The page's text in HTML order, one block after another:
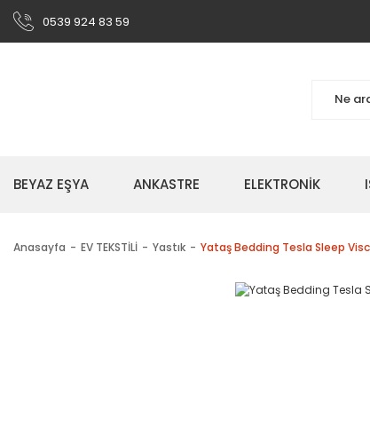
0539 924 83 59
BEYAZ EŞYA ANKASTRE ELEKTRONİK
Anasayfa EV TEKSTİLİ Yastık Yataş Bedding Tesla Sleep